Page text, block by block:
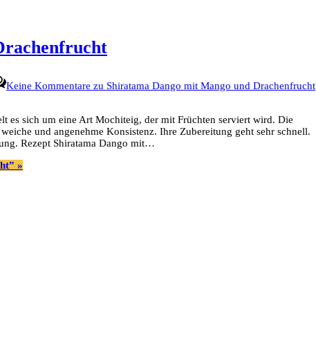
Keine Kommentare zu Shiratama Dango mit Mango und Drachenfrucht
es sich um eine Art Mochiteig, der mit Früchten serviert wird. Die
und angenehme Konsistenz. Ihre Zubereitung geht sehr schnell.
Rezept Shiratama Dango mit…
»